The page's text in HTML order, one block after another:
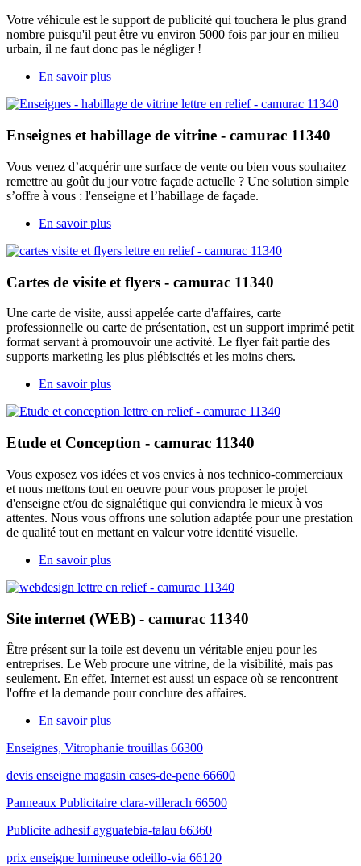
Votre véhicule est le support de publicité qui touchera le plus grand
nombre puisqu'il peut être vu environ 5000 fois par jour en milieu
urbain, il ne faut donc pas le négliger !
En savoir plus
Enseignes et habillage de vitrine - camurac 11340
Vous venez d’acquérir une surface de vente ou bien vous souhaitez
remettre au goût du jour votre façade actuelle ? Une solution simple
s’offre à vous : l'enseigne et l’habillage de façade.
En savoir plus
Cartes de visite et flyers - camurac 11340
Une carte de visite, aussi appelée carte d'affaires, carte
professionnelle ou carte de présentation, est un support imprimé petit
format servant à promouvoir une activité. Le flyer fait partie des
supports marketing les plus plébiscités et les moins chers.
En savoir plus
Etude et Conception - camurac 11340
Vous exposez vos idées et vos envies à nos technico-commerciaux
et nous mettons tout en oeuvre pour vous proposer le projet
d'enseigne et/ou de signalétique qui conviendra le mieux à vos
attentes. Nous vous offrons une solution adaptée pour une prestation
de qualité tout en mettant en valeur votre identité visuelle.
En savoir plus
Site internet (WEB) - camurac 11340
Être présent sur la toile est devenu un véritable enjeu pour les
entreprises. Le Web procure une vitrine, de la visibilité, mais pas
seulement. En effet, Internet est aussi un espace où se rencontrent
l'offre et la demande pour conclure des affaires.
En savoir plus
Enseignes, Vitrophanie trouillas 66300
devis enseigne magasin cases-de-pene 66600
Panneaux Publicitaire clara-villerach 66500
Publicite adhesif ayguatebia-talau 66360
prix enseigne lumineuse odeillo-via 66120